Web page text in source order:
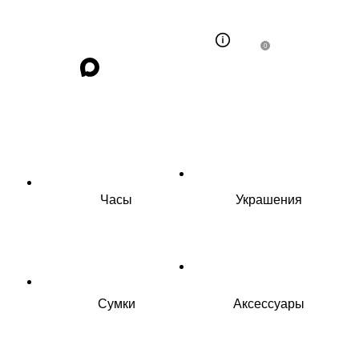
0
Часы Украшения
Сумки Аксессуары